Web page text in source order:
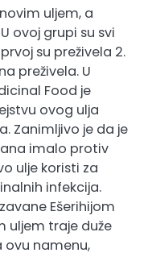
uljem, a
ovoj grupi su svi
su preživela 2.
preživela. U
Food je
ovog ulja
Zanimljivo je da je
imalo protiv
ulje koristi za
infekcija.
Ešerihijom
uljem traje duže
namenu,